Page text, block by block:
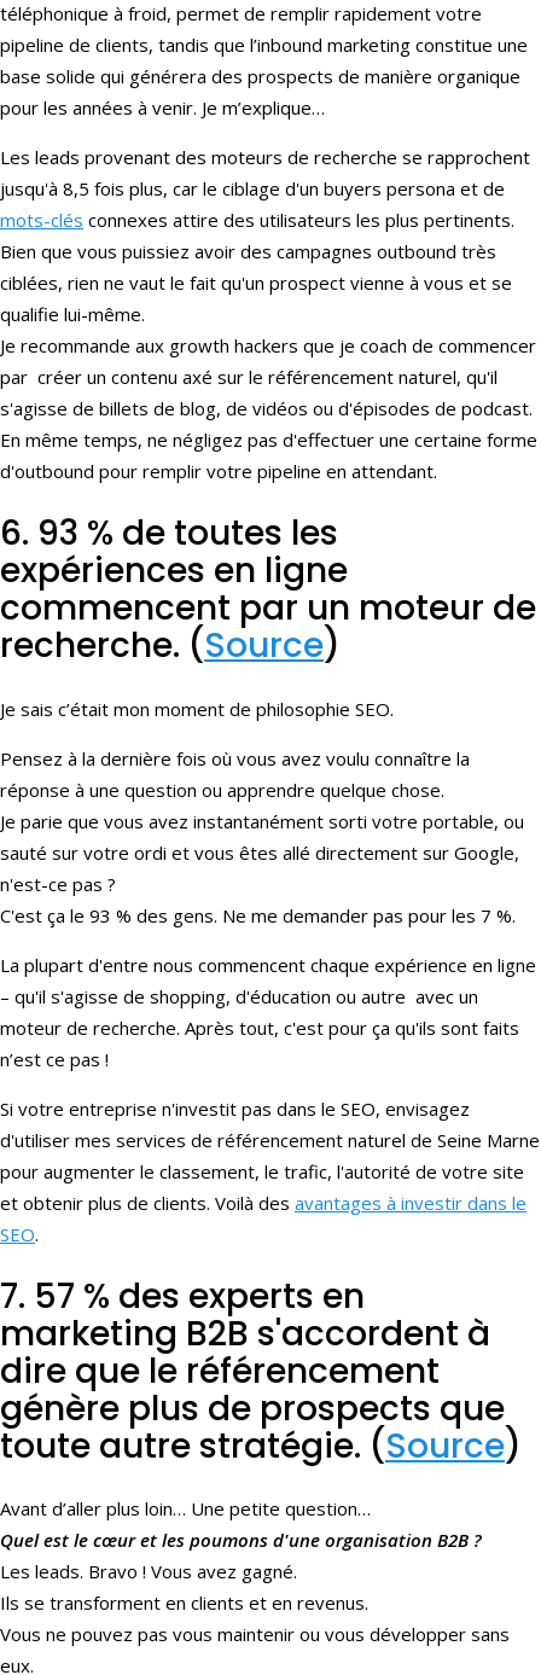
téléphonique à froid, permet de remplir rapidement votre
pipeline de clients, tandis que l’inbound marketing constitue une
base solide qui générera des prospects de manière organique
pour les années à venir. Je m’explique…
Les leads provenant des moteurs de recherche se rapprochent
jusqu'à 8,5 fois plus, car le ciblage d'un buyers persona et de
mots-clés connexes attire des utilisateurs les plus pertinents.
Bien que vous puissiez avoir des campagnes outbound très
ciblées, rien ne vaut le fait qu'un prospect vienne à vous et se
qualifie lui-même.
Je recommande aux growth hackers que je coach de commencer
par créer un contenu axé sur le référencement naturel, qu'il
s'agisse de billets de blog, de vidéos ou d'épisodes de podcast.
En même temps, ne négligez pas d'effectuer une certaine forme
d'outbound pour remplir votre pipeline en attendant.
6. 93 % de toutes les
expériences en ligne
commencent par un moteur de
recherche. (Source)
Je sais c’était mon moment de philosophie SEO.
Pensez à la dernière fois où vous avez voulu connaître la
réponse à une question ou apprendre quelque chose.
Je parie que vous avez instantanément sorti votre portable, ou
sauté sur votre ordi et vous êtes allé directement sur Google,
n'est-ce pas ?
C'est ça le 93 % des gens. Ne me demander pas pour les 7 %.
La plupart d'entre nous commencent chaque expérience en ligne
– qu'il s'agisse de shopping, d'éducation ou autre avec un
moteur de recherche. Après tout, c'est pour ça qu'ils sont faits
n’est ce pas !
Si votre entreprise n'investit pas dans le SEO, envisagez
d'utiliser mes services de référencement naturel de Seine Marne
pour augmenter le classement, le trafic, l'autorité de votre site
et obtenir plus de clients. Voilà des avantages à investir dans le
SEO.
7. 57 % des experts en
marketing B2B s'accordent à
dire que le référencement
génère plus de prospects que
toute autre stratégie. (Source)
Avant d’aller plus loin… Une petite question…
Quel est le cœur et les poumons d'une organisation B2B ?
Les leads. Bravo ! Vous avez gagné.
Ils se transforment en clients et en revenus.
Vous ne pouvez pas vous maintenir ou vous développer sans
eux.